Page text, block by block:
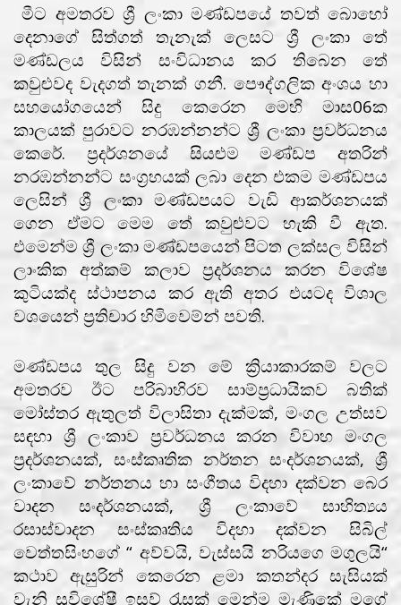
මීට අමතරව ශ්‍රී ලංකා මණ්ඩපයේ තවත් බොහෝ
දෙනාගේ සිත්ගත් තැනැක් ලෙසට ශ්‍රී ලංකා තේ
මණ්ඩලය විසින් සංවිධානය කර තිබෙන තේ
කවුළුවද වැදගත් තැනක් ගනී. පෞද්ගලික අංශය හා
සහයෝගයෙන් සිදු කෙරෙන මෙහි මාස06ක
කාලයක් පුරාවට නරඹන්නන්ට ශ්‍රී ලංකා ප්‍රවර්ධනය
කෙරේ. ප්‍රදර්ශනයේ සියළුම මණ්ඩප අතරින්
නරඹන්නන්ට සංග්‍රහයක් ලබා දෙන එකම මණ්ඩපය
ලෙසින් ශ්‍රී ලංකා මණ්ඩපයට වැඩි ආකර්ශනයක්
ගෙන ඒමට මෙම තේ කවුළුවට හැකි වී ඇත.
එමෙන්ම ශ්‍රී ලංකා මණ්ඩපයෙන් පිටත ලක්සල විසින්
ලාංකික අත්කම් කලාව ප්‍රදර්ශනය කරන විශේෂ
කුටියක්ද ස්ථාපනය කර ඇති අතර එයටද විශාල
වශයෙන් ප්‍රතිචාර හිමිවෙම්න් පවති.
මණ්ඩපය තුල සිදු වන මේ ක්‍රියාකාරකම් වලට
අමතරව ඊට පරිබාහිරව සාම්ප්‍රධායිකව බතික්
මෝස්තර ඇතුලත් විලාසිතා දැක්මක්, මංගල උත්සව
සඳහා ශ්‍රී ලංකාව ප්‍රවර්ධනය කරන විවාහ මංගල
ප්‍රදර්ශනයක්, සංස්කෘතික නර්තන සංදර්ශනයක්, ශ්‍රී
ලංකාවේ නර්තනය හා සංගීතය විදහා දක්වන බෙර
වාදන සංදර්ශනයක්, ශ්‍රී ලංකාවේ සාහිත්‍යය
රසාස්වාදන සංස්කෘතිය විදහා දක්වන සිබිල්
වෙත්තසිංහගේ “ අව්වයි, වැස්සයි නරියගෙ මගුලයි“
කථාව ඇසුරින් කෙරෙන ළමා කතන්දර සැසියක්
වැනි සුවිශේෂී ඉසව් රැසක් මෙන්ම මැණිකේ මගේ